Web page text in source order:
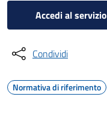
Accedi al servizio
Condividi
Normativa di riferimento